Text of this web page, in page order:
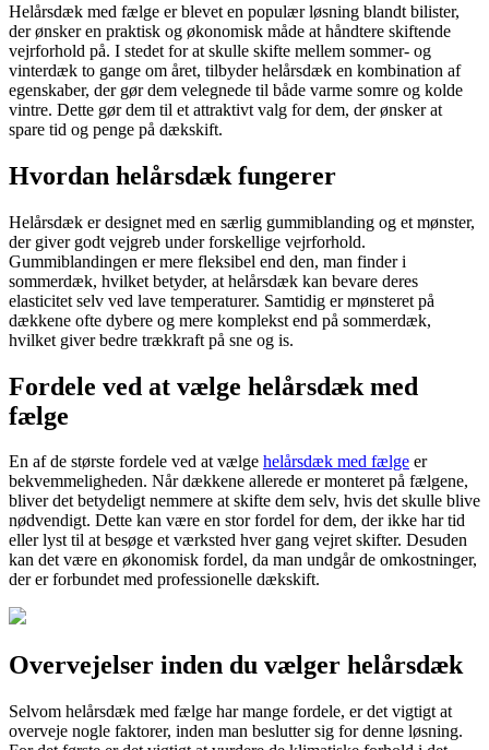
Helårsdæk med fælge er blevet en populær løsning blandt bilister,
der ønsker en praktisk og økonomisk måde at håndtere skiftende
vejrforhold på. I stedet for at skulle skifte mellem sommer- og
vinterdæk to gange om året, tilbyder helårsdæk en kombination af
egenskaber, der gør dem velegnede til både varme somre og kolde
vintre. Dette gør dem til et attraktivt valg for dem, der ønsker at
spare tid og penge på dækskift.
Hvordan helårsdæk fungerer
Helårsdæk er designet med en særlig gummiblanding og et mønster,
der giver godt vejgreb under forskellige vejrforhold.
Gummiblandingen er mere fleksibel end den, man finder i
sommerdæk, hvilket betyder, at helårsdæk kan bevare deres
elasticitet selv ved lave temperaturer. Samtidig er mønsteret på
dækkene ofte dybere og mere komplekst end på sommerdæk,
hvilket giver bedre trækkraft på sne og is.
Fordele ved at vælge helårsdæk med
fælge
En af de største fordele ved at vælge helårsdæk med fælge er
bekvemmeligheden. Når dækkene allerede er monteret på fælgene,
bliver det betydeligt nemmere at skifte dem selv, hvis det skulle blive
nødvendigt. Dette kan være en stor fordel for dem, der ikke har tid
eller lyst til at besøge et værksted hver gang vejret skifter. Desuden
kan det være en økonomisk fordel, da man undgår de omkostninger,
der er forbundet med professionelle dækskift.
Overvejelser inden du vælger helårsdæk
Selvom helårsdæk med fælge har mange fordele, er det vigtigt at
overveje nogle faktorer, inden man beslutter sig for denne løsning.